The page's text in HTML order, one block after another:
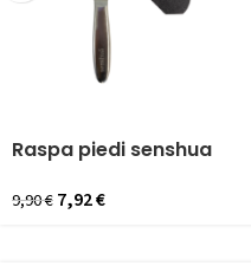
Raspa piedi senshua
9,90€7,92€